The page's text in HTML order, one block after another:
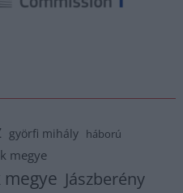
györfi mihály háború
megye
megye Jászberény